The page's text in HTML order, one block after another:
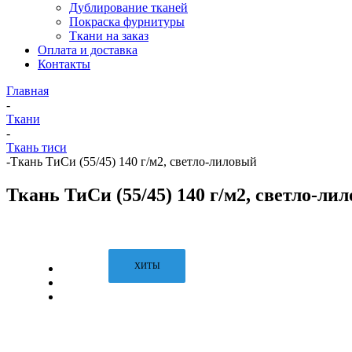
Дублирование тканей
Покраска фурнитуры
Ткани на заказ
Оплата и доставка
Контакты
Главная
-
Ткани
-
Ткань тиси
-Ткань ТиСи (55/45) 140 г/м2, светло-лиловый
Ткань ТиСи (55/45) 140 г/м2, светло-
ХИТЫ